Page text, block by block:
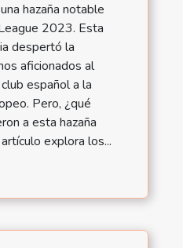
hazaña notable
2023. Esta
despertó la
aficionados al
español a la
Pero, ¿qué
a esta hazaña
explora los...